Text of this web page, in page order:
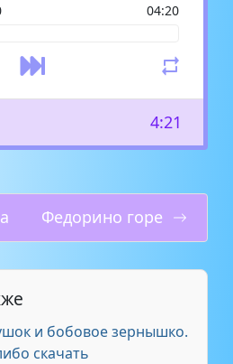
04:20
4:21
Федорино горе
и бобовое зернышко.
скачать